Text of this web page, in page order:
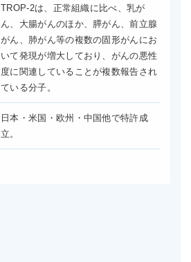
TROP-2は、正常組織に比べ、乳が
ん、大腸がんのほか、膵がん、前立腺
がん、肺がん等の複数の固形がんにお
いて発現が増大しており、がんの悪性
度に関連していることが複数報告され
ている分子。
日本・米国・欧州・中国他で特許成
立。